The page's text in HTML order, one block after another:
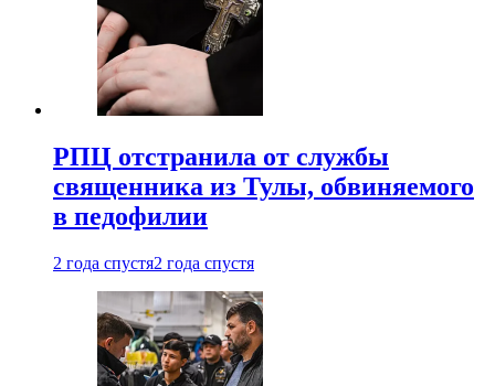
РПЦ отстранила от службы
священника из Тулы, обвиняемого
в педофилии
2 года спустя2 года спустя